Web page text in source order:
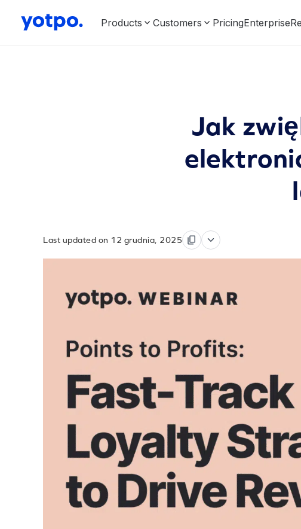
Products Customers PricingEnterprise
Jak
Last updated on 12 grudnia, 2025